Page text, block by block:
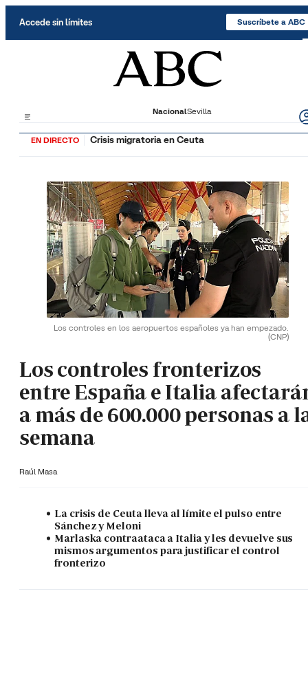
Accede sin límites Suscríbete a ABC
NacionalSevilla
EN DIRECTO Crisis migratoria en Ceuta
Los controles en los aeropuertos españoles ya han empezado.
(CNP)
Los controles fronterizos
entre España e Italia
a más de 600.000 personas a
semana
Raúl Masa
La crisis de Ceuta lleva al límite el pulso entre
Sánchez y Meloni
Marlaska contraataca a Italia y les devuelve sus
mismos argumentos para justificar el control
fronterizo